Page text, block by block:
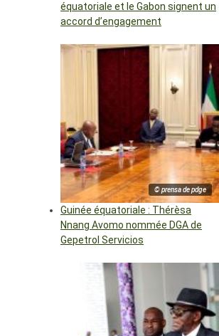
équatoriale et le Gabon signent un
accord d’engagement
© prensa de pdge
Guinée équatoriale : Thérèsa
Nnang Avomo nommée DGA de
Gepetrol Servicios